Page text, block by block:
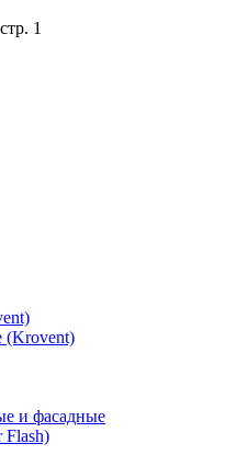
1
(Krovent)
и фасадные
Flash)